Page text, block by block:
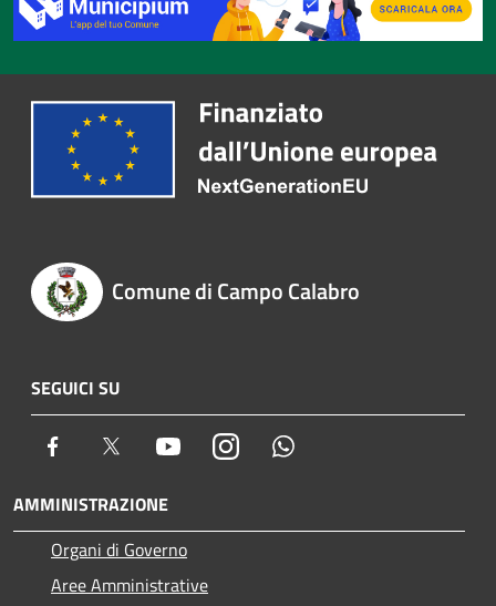
Comune di Campo Calabro
SEGUICI SU
Facebook Twitter YoutubeInstagram
AMMINISTRAZIONE
Organi di Governo
Aree Amministrative